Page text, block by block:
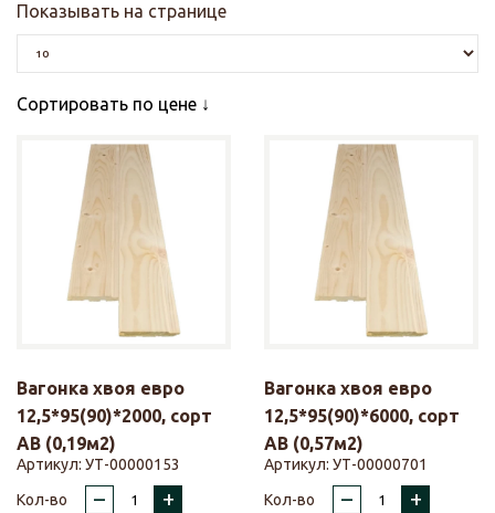
Показывать на странице
Сортировать по цене
Вагонка хвоя евро
12,5*95(90)*2000, сорт
АВ (0,19м2)
Артикул: УТ-00000153
Кол-во
– +
Вагонка хвоя евро
12,5*95(90)*6000, сорт
АВ (0,57м2)
Артикул: УТ-00000701
Кол-во
– +